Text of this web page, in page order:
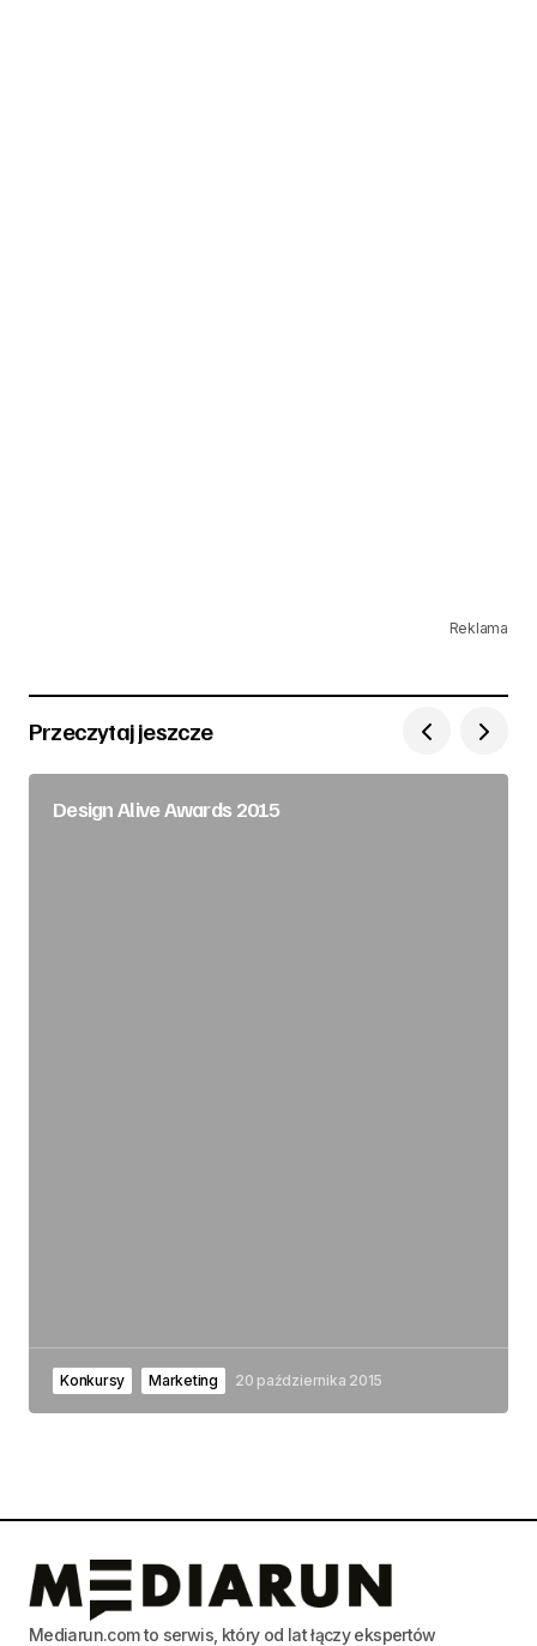
Reklama
Przeczytaj jeszcze
Design Alive Awards 2015
Konkursy Marketing 20 października 2015
Mediarun.com to serwis, który od lat łączy ekspertów